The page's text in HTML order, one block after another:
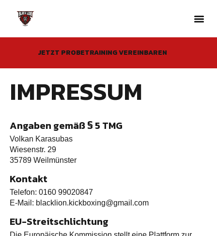
JETZT PROBETRAINING VEREINBAREN
IMPRESSUM
Angaben gemäß § 5 TMG
Volkan Karasubas
Wiesenstr. 29
35789 Weilmünster
Kontakt
Telefon: 0160 99020847
E-Mail: blacklion.kickboxing@gmail.com
EU-Streitschlichtung